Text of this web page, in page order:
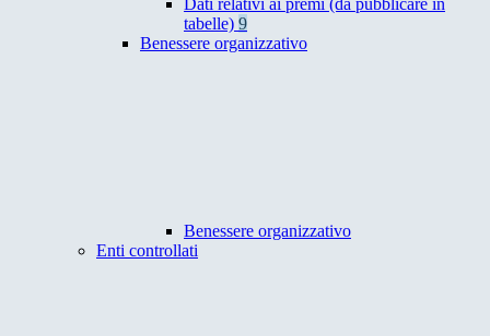
Dati relativi ai premi (da pubblicare in
tabelle) 9
Benessere organizzativo
Benessere organizzativo
Enti controllati